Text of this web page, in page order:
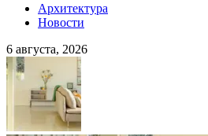
Архитектура
Новости
6 августа, 2026